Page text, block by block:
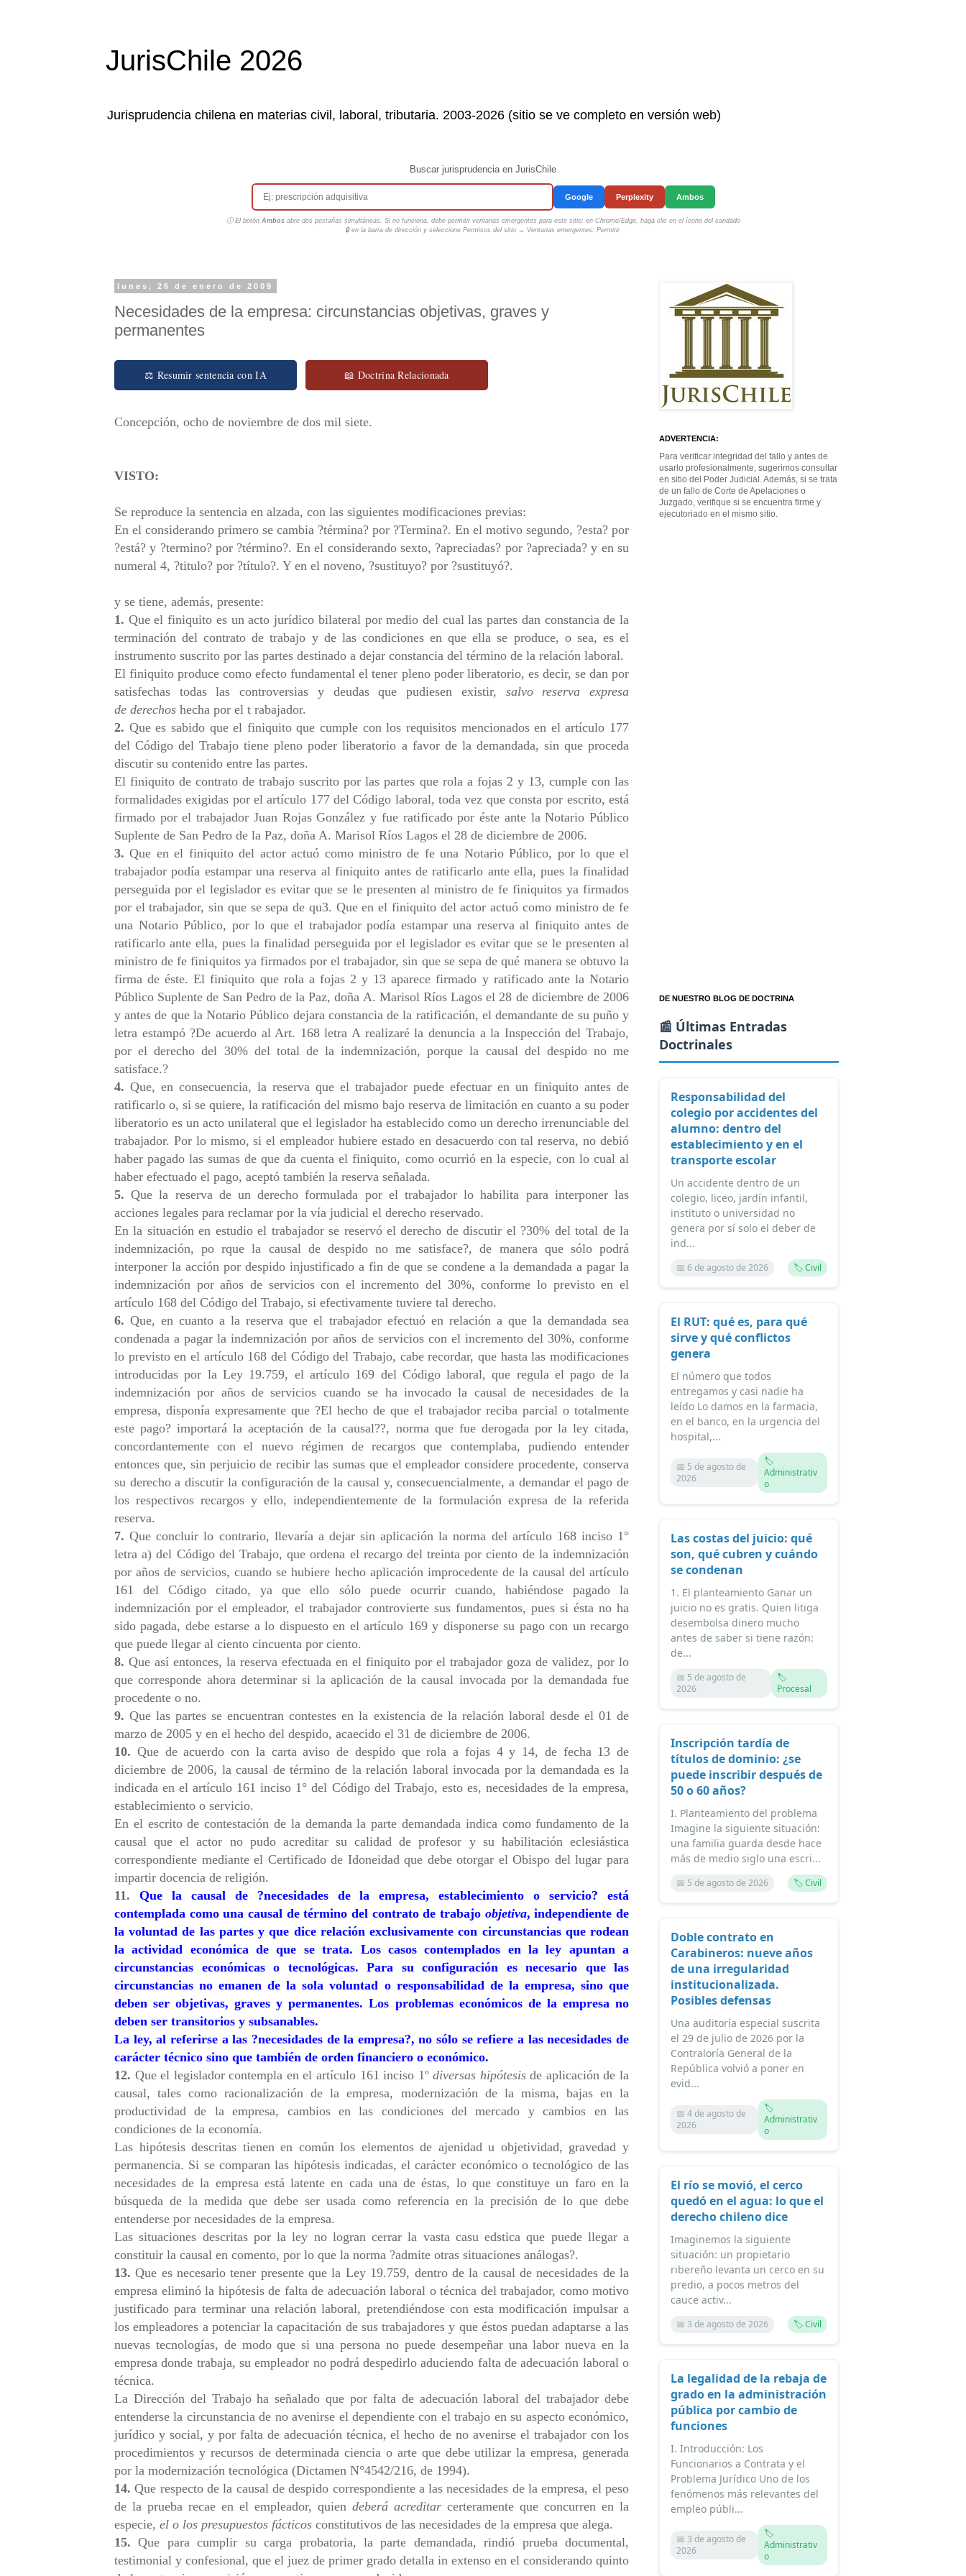
JurisChile 2026
Jurisprudencia chilena en materias civil, laboral, tributaria. 2003-2026 (sitio se ve completo en versión web)
Buscar jurisprudencia en JurisChile
Google Perplexity Ambos
ⓘ El botón Ambosabre dos pestañas simultáneas. Si no funciona, debe permitir ventanas emergentes para este sitio: en Chrome/Edge, haga clic en el ícono del candado
🔒 en la barra de dirección y seleccione Permisos del sitio → Ventanas emergentes: Permitir.
lunes, 26 de enero de 2009
Necesidades de la empresa: circunstancias objetivas, graves y
permanentes
⚖ Resumir sentencia con IA 📖 Doctrina Relacionada
Concepción, ocho de noviembre de dos mil siete.
VISTO:
Se reproduce la sentencia en alzada, con las siguientes modificaciones previas:
En el considerando primero se cambia ?términa? por ?Termina?. En el motivo segundo, ?esta? por
?está? y ?termino? por ?término?. En el considerando sexto, ?apreciadas? por ?apreciada? y en su
numeral 4, ?titulo? por ?título?. Y en el noveno, ?sustituyo? por ?sustituyó?.
y se tiene, además, presente:
1. Que el finiquito es un acto jurídico bilateral por medio del cual las partes dan constancia de la
terminación del contrato de trabajo y de las condiciones en que ella se produce, o sea, es el
instrumento suscrito por las partes destinado a dejar constancia del término de la relación laboral.
El finiquito produce como efecto fundamental el tener pleno poder liberatorio, es decir, se dan por
satisfechas todas las controversias y deudas que pudiesen existir, salvo reserva expresa
de derechos hecha por el t rabajador.
2. Que es sabido que el finiquito que cumple con los requisitos mencionados en el artículo 177
del Código del Trabajo tiene pleno poder liberatorio a favor de la demandada, sin que proceda
discutir su contenido entre las partes.
El finiquito de contrato de trabajo suscrito por las partes que rola a fojas 2 y 13, cumple con las
formalidades exigidas por el artículo 177 del Código laboral, toda vez que consta por escrito, está
firmado por el trabajador Juan Rojas González y fue ratificado por éste ante la Notario Público
Suplente de San Pedro de la Paz, doña A. Marisol Ríos Lagos el 28 de diciembre de 2006.
3. Que en el finiquito del actor actuó como ministro de fe una Notario Público, por lo que el
trabajador podía estampar una reserva al finiquito antes de ratificarlo ante ella, pues la finalidad
perseguida por el legislador es evitar que se le presenten al ministro de fe finiquitos ya firmados
por el trabajador, sin que se sepa de qu3. Que en el finiquito del actor actuó como ministro de fe
una Notario Público, por lo que el trabajador podía estampar una reserva al finiquito antes de
ratificarlo ante ella, pues la finalidad perseguida por el legislador es evitar que se le presenten al
ministro de fe finiquitos ya firmados por el trabajador, sin que se sepa de qué manera se obtuvo la
firma de éste. El finiquito que rola a fojas 2 y 13 aparece firmado y ratificado ante la Notario
Público Suplente de San Pedro de la Paz, doña A. Marisol Ríos Lagos el 28 de diciembre de 2006
y antes de que la Notario Público dejara constancia de la ratificación, el demandante de su puño y
letra estampó ?De acuerdo al Art. 168 letra A realizaré la denuncia a la Inspección del Trabajo,
por el derecho del 30% del total de la indemnización, porque la causal del despido no me
satisface.?
4. Que, en consecuencia, la reserva que el trabajador puede efectuar en un finiquito antes de
ratificarlo o, si se quiere, la ratificación del mismo bajo reserva de limitación en cuanto a su poder
liberatorio es un acto unilateral que el legislador ha establecido como un derecho irrenunciable del
trabajador. Por lo mismo, si el empleador hubiere estado en desacuerdo con tal reserva, no debió
haber pagado las sumas de que da cuenta el finiquito, como ocurrió en la especie, con lo cual al
haber efectuado el pago, aceptó también la reserva señalada.
5. Que la reserva de un derecho formulada por el trabajador lo habilita para interponer las
acciones legales para reclamar por la vía judicial el derecho reservado.
En la situación en estudio el trabajador se reservó el derecho de discutir el ?30% del total de la
indemnización, po rque la causal de despido no me satisface?, de manera que sólo podrá
interponer la acción por despido injustificado a fin de que se condene a la demandada a pagar la
indemnización por años de servicios con el incremento del 30%, conforme lo previsto en el
artículo 168 del Código del Trabajo, si efectivamente tuviere tal derecho.
6. Que, en cuanto a la reserva que el trabajador efectuó en relación a que la demandada sea
condenada a pagar la indemnización por años de servicios con el incremento del 30%, conforme
lo previsto en el artículo 168 del Código del Trabajo, cabe recordar, que hasta las modificaciones
introducidas por la Ley 19.759, el artículo 169 del Código laboral, que regula el pago de la
indemnización por años de servicios cuando se ha invocado la causal de necesidades de la
empresa, disponía expresamente que ?El hecho de que el trabajador reciba parcial o totalmente
este pago? importará la aceptación de la causal??, norma que fue derogada por la ley citada,
concordantemente con el nuevo régimen de recargos que contemplaba, pudiendo entender
entonces que, sin perjuicio de recibir las sumas que el empleador considere procedente, conserva
su derecho a discutir la configuración de la causal y, consecuencialmente, a demandar el pago de
los respectivos recargos y ello, independientemente de la formulación expresa de la referida
reserva.
7. Que concluir lo contrario, llevaría a dejar sin aplicación la norma del artículo 168 inciso 1°
letra a) del Código del Trabajo, que ordena el recargo del treinta por ciento de la indemnización
por años de servicios, cuando se hubiere hecho aplicación improcedente de la causal del artículo
161 del Código citado, ya que ello sólo puede ocurrir cuando, habiéndose pagado la
indemnización por el empleador, el trabajador controvierte sus fundamentos, pues si ésta no ha
sido pagada, debe estarse a lo dispuesto en el artículo 169 y disponerse su pago con un recargo
que puede llegar al ciento cincuenta por ciento.
8. Que así entonces, la reserva efectuada en el finiquito por el trabajador goza de validez, por lo
que corresponde ahora determinar si la aplicación de la causal invocada por la demandada fue
procedente o no.
9. Que las partes se encuentran contestes en la existencia de la relación laboral desde el 01 de
marzo de 2005 y en el hecho del despido, acaecido el 31 de diciembre de 2006.
10. Que de acuerdo con la carta aviso de despido que rola a fojas 4 y 14, de fecha 13 de
diciembre de 2006, la causal de término de la relación laboral invocada por la demandada es la
indicada en el artículo 161 inciso 1° del Código del Trabajo, esto es, necesidades de la empresa,
establecimiento o servicio.
En el escrito de contestación de la demanda la parte demandada indica como fundamento de la
causal que el actor no pudo acreditar su calidad de profesor y su habilitación eclesiástica
correspondiente mediante el Certificado de Idoneidad que debe otorgar el Obispo del lugar para
impartir docencia de religión.
11.
Que la causal de ?necesidades de la empresa, establecimiento o servicio? está
contemplada como una causal de término del contrato de trabajo objetiva, independiente de
la voluntad de las partes y que dice relación exclusivamente con circunstancias que rodean
la actividad económica de que se trata. Los casos contemplados en la ley apuntan a
circunstancias económicas o tecnológicas. Para su configuración es necesario que las
circunstancias no emanen de la sola voluntad o responsabilidad de la empresa, sino que
deben ser objetivas, graves y permanentes. Los problemas económicos de la empresa no
deben ser transitorios y subsanables.
La ley, al referirse a las ?necesidades de la empresa?, no sólo se refiere a las necesidades de
carácter técnico sino que también de orden financiero o económico.
12. Que el legislador contempla en el artículo 161 inciso 1ºdiversas hipótesisde aplicación de la
causal, tales como racionalización de la empresa, modernización de la misma, bajas en la
productividad de la empresa, cambios en las condiciones del mercado y cambios en las
condiciones de la economía.
Las hipótesis descritas tienen en común los elementos de ajenidad u objetividad, gravedad y
permanencia. Si se comparan las hipótesis indicadas, el carácter económico o tecnológico de las
necesidades de la empresa está latente en cada una de éstas, lo que constituye un faro en la
búsqueda de la medida que debe ser usada como referencia en la precisión de lo que debe
entenderse por necesidades de la empresa.
Las situaciones descritas por la ley no logran cerrar la vasta casu edstica que puede llegar a
constituir la causal en comento, por lo que la norma ?admite otras situaciones análogas?.
13. Que es necesario tener presente que la Ley 19.759, dentro de la causal de necesidades de la
empresa eliminó la hipótesis de falta de adecuación laboral o técnica del trabajador, como motivo
justificado para terminar una relación laboral, pretendiéndose con esta modificación impulsar a
los empleadores a potenciar la capacitación de sus trabajadores y que éstos puedan adaptarse a las
nuevas tecnologías, de modo que si una persona no puede desempeñar una labor nueva en la
empresa donde trabaja, su empleador no podrá despedirlo aduciendo falta de adecuación laboral o
técnica.
La Dirección del Trabajo ha señalado que por falta de adecuación laboral del trabajador debe
entenderse la circunstancia de no avenirse el dependiente con el trabajo en su aspecto económico,
jurídico y social, y por falta de adecuación técnica, el hecho de no avenirse el trabajador con los
procedimientos y recursos de determinada ciencia o arte que debe utilizar la empresa, generada
por la modernización tecnológica (Dictamen N°4542/216, de 1994).
14. Que respecto de la causal de despido correspondiente a las necesidades de la empresa, el peso
de la prueba recae en el empleador, quien deberá acreditar certeramente que concurren en la
especie, el o los presupuestos fácticos constitutivos de las necesidades de la empresa que alega.
15. Que para cumplir su carga probatoria, la parte demandada, rindió prueba documental,
testimonial y confesional, que el juez de primer grado detalla in extenso en el considerando quinto
ADVERTENCIA:
Para verificar integridad del fallo y antes de
usarlo profesionalmente, sugerimos consultar
en sitio del Poder Judicial. Además, si se trata
de un fallo de Corte de Apelaciones o
Juzgado, verifique si se encuentra firme y
ejecutoriado en el mismo sitio.
DE NUESTRO BLOG DE DOCTRINA
📰 Últimas Entradas
Doctrinales
Responsabilidad del
colegio por accidentes del
alumno: dentro del
establecimiento y en el
transporte escolar
Un accidente dentro de un
colegio, liceo, jardín infantil,
instituto o universidad no
genera por sí solo el deber de
ind...
📅 6 de agosto de 2026 🏷️ Civil
El RUT: qué es, para qué
sirve y qué conflictos
genera
El número que todos
entregamos y casi nadie ha
leído Lo damos en la farmacia,
en el banco, en la urgencia del
hospital,...
📅 5 de agosto de
2026
🏷️
Administrativ
o
Las costas del juicio: qué
son, qué cubren y cuándo
se condenan
1. El planteamiento Ganar un
juicio no es gratis. Quien litiga
desembolsa dinero mucho
antes de saber si tiene razón:
de...
📅 5 de agosto de
2026
🏷️
Procesal
Inscripción tardía de
títulos de dominio: ¿se
puede inscribir después de
50 o 60 años?
I. Planteamiento del problema
Imagine la siguiente situación:
una familia guarda desde hace
más de medio siglo una escri...
📅 5 de agosto de 2026 🏷️ Civil
Doble contrato en
Carabineros: nueve años
de una irregularidad
institucionalizada.
Posibles defensas
Una auditoría especial suscrita
el 29 de julio de 2026 por la
Contraloría General de la
República volvió a poner en
evid...
📅 4 de agosto de
2026
🏷️
Administrativ
o
El río se movió, el cerco
quedó en el agua: lo que el
derecho chileno dice
Imaginemos la siguiente
situación: un propietario
ribereño levanta un cerco en su
predio, a pocos metros del
cauce activ...
📅 3 de agosto de 2026 🏷️ Civil
La legalidad de la rebaja de
grado en la administración
pública por cambio de
funciones
I. Introducción: Los
Funcionarios a Contrata y el
Problema Jurídico Uno de los
fenómenos más relevantes del
empleo públi...
📅 3 de agosto de
2026
🏷️
Administrativ
o